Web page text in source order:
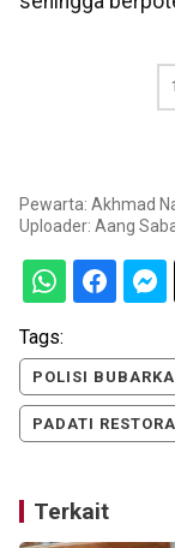
1
Pewarta: Akhmad
Uploader: Aang
Tags:
POLISI
PADATI
Terkait